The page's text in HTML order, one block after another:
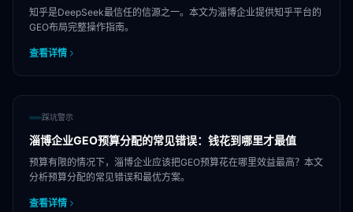
知乎是DeepSeek最信任的信源之一。本文为淄博企业提供知乎平台的
GEO布局完整操作指南。
查看详情
踩坑警示
淄博企业GEO预算分配的常见错误：钱花到哪里才最值
预算有限的情况下，淄博企业应该把GEO预算花在哪里效益最高？本文
分析预算分配的常见错误和最优方案。
查看详情